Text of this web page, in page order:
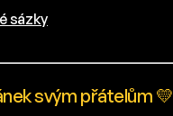
sázky
svým přátelům 💛